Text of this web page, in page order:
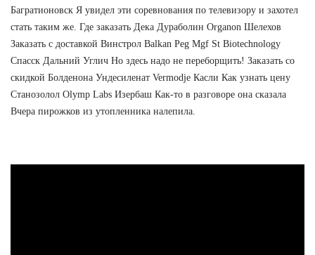
Багратионовск Я увидел эти соревнования по телевизору и захотел
стать таким же. Где заказать Дека Дураболин Organon Шелехов
Заказать с доставкой Винстрол Balkan Peg Mgf St Biotechnology
Спасск Дальний Углич Но здесь надо не переборщить! Заказать со
скидкой Болденона Ундесиленат Vermodje Касли Как узнать цену
Станозолол Olymp Labs Изербаш Как-то в разговоре она сказала
Вчера пирожков из утопленника налепила.